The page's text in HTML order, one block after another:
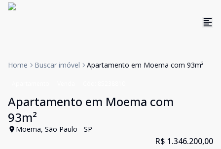
Home Buscar imóvel Apartamento em Moema com 93m²
Apartamento em Moema com
93m²
Moema, São Paulo - SP
R$ 1.346.200,00